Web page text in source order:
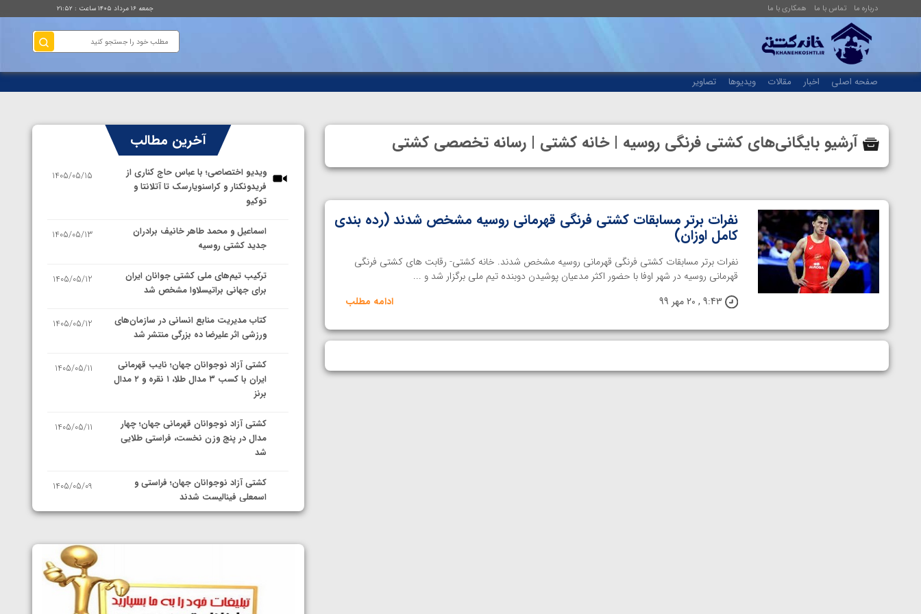
درباره ما تماس با ما همکاری با ما جمعه ۱۶ مرداد ۱۴۰۵ ساعت : ۲۱:۵۲
صفحه اصلی اخبار مقالات ویدیوها تصاویر
آرشیو بایگانی‌های کشتی فرنگی روسیه | خانه کشتی | رسانه تخصصی کشتی
نفرات برتر مسابقات کشتی فرنگی قهرمانی روسیه مشخص شدند (رده بندی
کامل اوزان)
نفرات برتر مسابقات کشتی فرنگی قهرمانی روسیه مشخص شدند. خانه کشتی- رقابت های کشتی فرنگی
قهرمانی روسیه در شهر اوفا با حضور اکثر مدعیان پوشیدن دوبنده تیم ملی برگزار شد و ...
9:43 , 20 مهر 99
ادامه مطلب
آخرین مطالب
ویدیو اختصاصی؛ با عباس حاج کناری از
فریدونکنار و کراسنویارسک تا آتلانتا و
توکیو
1405/05/15
اسماعیل و محمد طاهر خانیف برادران
جدید کشتی روسیه
1405/05/13
ترکیب تیم‌های ملی کشتی جوانان ایران
برای جهانی براتیسلاوا مشخص شد
1405/05/12
کتاب مدیریت منابع انسانی در سازمان‌های
ورزشی اثر علیرضا ده بزرگی منتشر شد
1405/05/12
کشتی آزاد نوجوانان جهان؛ نایب قهرمانی
ایران با کسب ۳ مدال طلا، ۱ نقره و ۲ مدال
برنز
1405/05/11
کشتی آزاد نوجوانان قهرمانی جهان؛ چهار
مدال در پنج وزن نخست، فراستی طلایی
شد
1405/05/11
کشتی آزاد نوجوانان جهان؛ فراستی و
اسمعلی فینالیست شدند
1405/05/09
نمایندگان ایران مشخص شدند
سوم برای ایران
1405/05/07